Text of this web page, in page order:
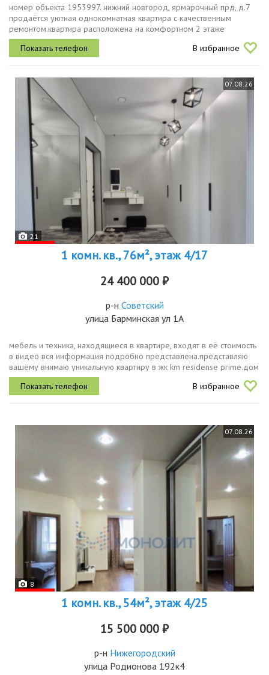
номер объекта 1953997. нижний новгород, ярмарочный прд, д.7
продаётся уютная однокомнатная квартира с качественным
ремонтом.квартира расположена на комфортном 2 этаже
5этажного кирпичного дома. общая площадь составляет 27.3
квадратных метра,...
В избранное
07.08.26
21
1 комн. кв., 76м², этаж 4/17
24 400 000 ₽
р-н Советский
улица Барминская ул 1А
мебель и техника, находящиеся в квартире, входят в её стоимость
в видео вся информация подробно представлена.представляю
вашему внимаю уникальную квартиру в жк km residense prime.дом
класса делюкс, в центре города.дом оснащен всем
современным...
В избранное
07.08.26
8
1 комн. кв., 54м², этаж 4/25
15 500 000 ₽
р-н Нижегородский
улица Родионова 192к4